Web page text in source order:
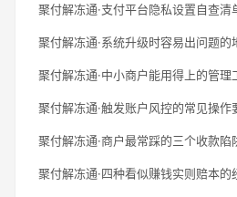
聚付解冻通·支付平台隐私设置自查清
聚付解冻通·系统升级时容易出问题的
聚付解冻通·中小商户能用得上的管理
聚付解冻通·触发账户风控的常见操作
聚付解冻通·商户最常踩的三个收款陷
聚付解冻通·四种看似赚钱实则赔本的